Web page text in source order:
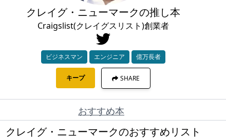
クレイグ・ニューマークの推し本
Craigslist(クレイグスリスト)創業者
ビジネスマン エンジニア 億万長者
キープ SHARE
おすすめ本
クレイグ・ニューマークのおすすめリスト